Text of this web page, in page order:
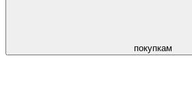
покупкам